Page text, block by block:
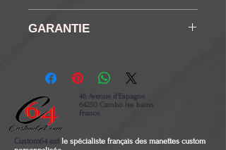
droit de rétractation de 14
jours à compter de la
réception de votre
commande . Aucun retour
GARANTIE
46 Avenue d'Espagne
64250 Cambo les bains
France
Custom64 est le spécialiste français des manettes custom